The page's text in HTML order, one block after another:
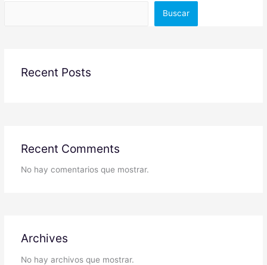
Buscar
Recent Posts
Recent Comments
No hay comentarios que mostrar.
Archives
No hay archivos que mostrar.